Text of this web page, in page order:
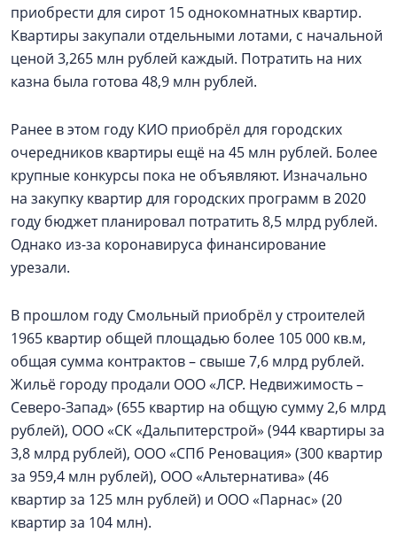
приобрести для сирот 15 однокомнатных квартир.
Квартиры закупали отдельными лотами, с начальной
ценой 3,265 млн рублей каждый. Потратить на них
казна была готова 48,9 млн рублей.
Ранее в этом году КИО приобрёл для городских
очередников квартиры ещё на 45 млн рублей. Более
крупные конкурсы пока не объявляют. Изначально
на закупку квартир для городских программ в 2020
году бюджет планировал потратить 8,5 млрд рублей.
Однако из-за коронавируса финансирование
урезали.
В прошлом году Смольный приобрёл у строителей
1965 квартир общей площадью более 105 000 кв.м,
общая сумма контрактов – свыше 7,6 млрд рублей.
Жильё городу продали ООО «ЛСР. Недвижимость –
Северо-Запад» (655 квартир на общую сумму 2,6 млрд
рублей), ООО «СК «Дальпитерстрой» (944 квартиры за
3,8 млрд рублей), ООО «СПб Реновация» (300 квартир
за 959,4 млн рублей), ООО «Альтернатива» (46
квартир за 125 млн рублей) и ООО «Парнас» (20
квартир за 104 млн).